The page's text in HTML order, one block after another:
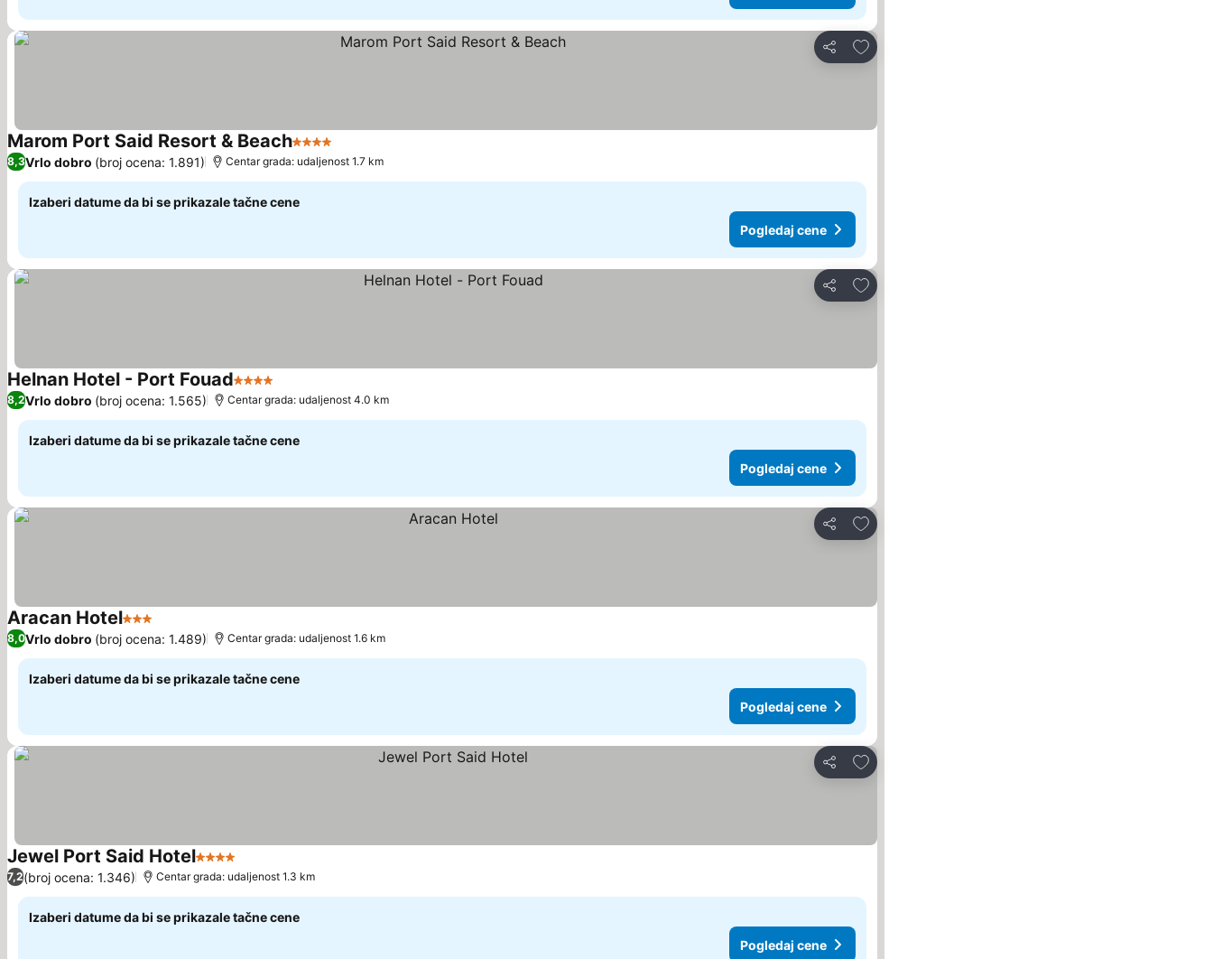
Deli
Dodati u favorite
Marom Port Said Resort & Beach4 Zvezdice
8,3Vrlo dobro (broj ocena: 1.891) Centar grada: udaljenost 1.7 km
Izaberi datume da bi se prikazale tačne cene
Pogledaj cene
Deli
Dodati u favorite
Helnan Hotel - Port Fouad4 Zvezdice
8,2Vrlo dobro (broj ocena: 1.565) Centar grada: udaljenost 4.0 km
Izaberi datume da bi se prikazale tačne cene
Pogledaj cene
Deli
Dodati u favorite
Aracan Hotel3 ZvezdicePogledaj cene
8,0Vrlo dobro (broj ocena: 1.489) Centar grada: udaljenost 1.6 km
Izaberi datume da bi se prikazale tačne cene
Pogledaj cene
Deli
Dodati u favorite
Jewel Port Said Hotel4 Zvezdice
7,2(broj ocena: 1.346) Centar grada: udaljenost 1.3 km
Izaberi datume da bi se prikazale tačne cene
Pogledaj cene